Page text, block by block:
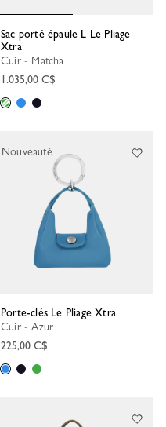
Sac porté épaule L Le Pliage
Xtra
Cuir - Matcha
1.035,00 C$
Porte-clés Le Pliage Xtra
Cuir - Azur
225,00 C$
Nouveauté